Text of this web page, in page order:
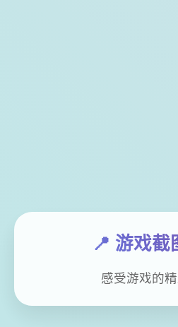
📍 游戏截
感受游戏的